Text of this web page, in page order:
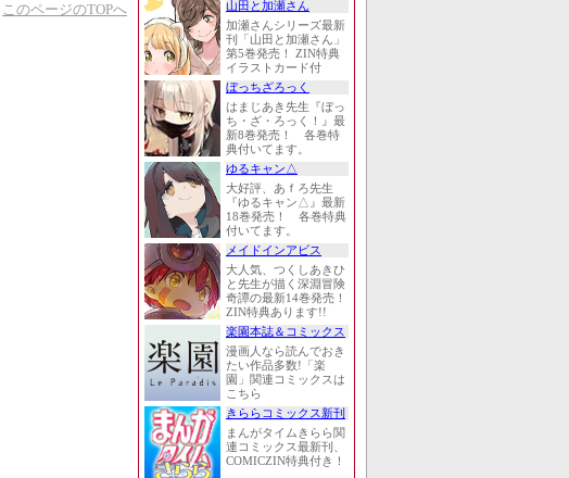
このページのTOPへ
山田と加瀬さん
加瀬さんシリーズ最新
刊「山田と加瀬さん」
第5巻発売！ ZIN特典
イラストカード付
ぼっちざろっく
はまじあき先生『ぼっ
ち・ざ・ろっく！』最
新8巻発売！ 各巻特
典付いてます。
ゆるキャン△
大好評、あｆろ先生
『ゆるキャン△』最新
18巻発売！ 各巻特典
付いてます。
メイドインアビス
大人気、つくしあきひ
と先生が描く深淵冒険
奇譚の最新14巻発売！
ZIN特典あります!!
楽園本誌＆コミックス
漫画人なら読んでおき
たい作品多数!「楽
園」関連コミックスは
こちら
きららコミックス新刊
まんがタイムきらら関
連コミックス最新刊、
COMICZIN特典付き！